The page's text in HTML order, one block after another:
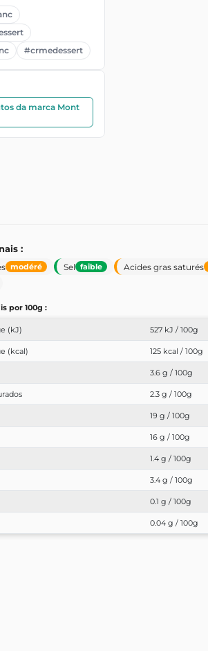
#crmedessert
da marca Mont
:
modéré Sel faible Acides gras saturés
por 100g :
(kJ) 527 kJ / 100g
(kcal) 125 kcal / 100g
3.6 g / 100g
2.3 g / 100g
19 g / 100g
16 g / 100g
1.4 g / 100g
3.4 g / 100g
0.1 g / 100g
0.04 g / 100g